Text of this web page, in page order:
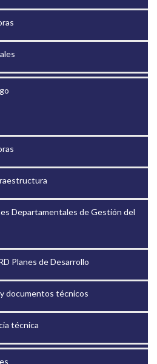
Departamentales de Gestión del
Planes de Desarrollo
documentos técnicos
técnica